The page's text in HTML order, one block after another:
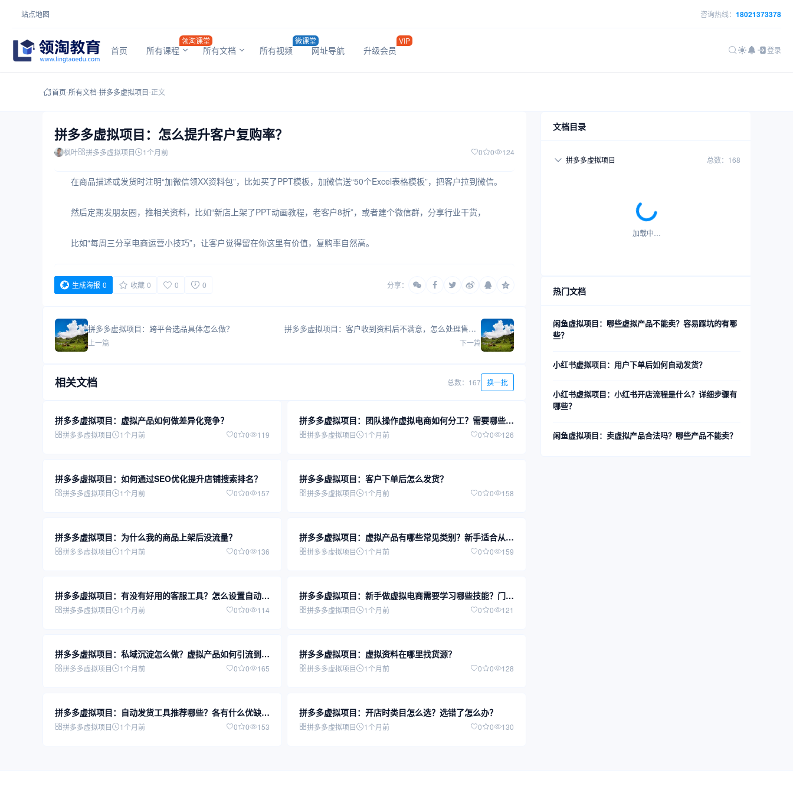
站点地图 咨询热线： 18021373378
首页 所有课程
领淘课堂
所有文档 所有视频
微课堂
网址导航 升级会员
VIP
登录
首页-所有文档-拼多多虚拟项目-正文
拼多多虚拟项目：怎么提升客户复购率？
枫叶 拼多多虚拟项目 1个月前 0 0 124
在商品描述或发货时注明“加微信领XX资料包”，比如买了PPT模板，加微信送“50个Excel表格模板”，把客户拉到微信。
然后定期发朋友圈，推相关资料，比如“新店上架了PPT动画教程，老客户8折”，或者建个微信群，分享行业干货，
比如“每周三分享电商运营小技巧”，让客户觉得留在你这里有价值，复购率自然高。
生成海报 0 收藏 0 0 0 分享：
拼多多虚拟项目：跨平台选品具体怎么做？
上一篇
拼多多虚拟项目：客户收到资料后不满意，怎么处理售后？
下一篇
相关文档 总数：167 换一批
拼多多虚拟项目：虚拟产品如何做差异化竞争？
拼多多虚拟项目 1个月前 0 0 119
拼多多虚拟项目：团队操作虚拟电商如何分工？需要哪些岗
位？拼多多虚拟项目 1个月前 0 0 126
拼多多虚拟项目：如何通过SEO优化提升店铺搜索排名？
拼多多虚拟项目 1个月前 0 0 157
拼多多虚拟项目：客户下单后怎么发货？
拼多多虚拟项目 1个月前 0 0 158
拼多多虚拟项目：为什么我的商品上架后没流量？
拼多多虚拟项目 1个月前 0 0 136
拼多多虚拟项目：虚拟产品有哪些常见类别？新手适合从哪
类入手？
拼多多虚拟项目 1个月前 0 0 159
拼多多虚拟项目：有没有好用的客服工具？怎么设置自动回
复？拼多多虚拟项目 1个月前 0 0 114
拼多多虚拟项目：新手做虚拟电商需要学习哪些技能？门槛
高吗？
拼多多虚拟项目 1个月前 0 0 121
拼多多虚拟项目：私域沉淀怎么做？虚拟产品如何引流到微
信？拼多多虚拟项目 1个月前 0 0 165
拼多多虚拟项目：虚拟资料在哪里找货源？
拼多多虚拟项目 1个月前 0 0 128
拼多多虚拟项目：自动发货工具推荐哪些？各有什么优缺
点？拼多多虚拟项目 1个月前 0 0 153
拼多多虚拟项目：开店时类目怎么选？选错了怎么办？
拼多多虚拟项目 1个月前 0 0 130
文档目录
拼多多虚拟项目 总数：168
加载中…
热门文档
闲鱼虚拟项目：哪些虚拟产品不能卖？容易踩坑的有哪
些？
小红书虚拟项目：用户下单后如何自动发货？
小红书虚拟项目：小红书开店流程是什么？详细步骤有
哪些？
闲鱼虚拟项目：卖虚拟产品合法吗？哪些产品不能卖？